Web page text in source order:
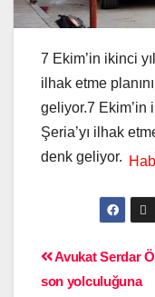
7 Ekim’in ikinci
ilhak etme
geliyor.7 Ekim’in
Şeria’yı ilhak
denk geliyor.
Avukat Serdar
son yolculuğuna